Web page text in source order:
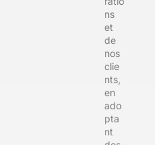
ns
et
de
nos
clie
nts,
en
ado
pta
nt